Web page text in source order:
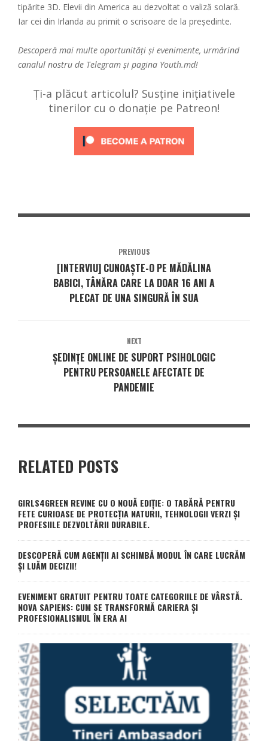
tipărite 3D. Elevii din America au dezvoltat o valiză solară.
Iar cei din Irlanda au primit o scrisoare de la președinte.
Descoperă mai multe oportunități și evenimente, urmărind
canalul nostru de Telegram și pagina Youth.md!
Ți-a plăcut articolul? Susține inițiativele
tinerilor cu o donație pe Patreon!
PREVIOUS
[INTERVIU] CUNOAȘTE-O PE MĂDĂLINA
BABICI, TÂNĂRA CARE LA DOAR 16 ANI A
PLECAT DE UNA SINGURĂ ÎN SUA
NEXT
ȘEDINȚE ONLINE DE SUPORT PSIHOLOGIC
PENTRU PERSOANELE AFECTATE DE
PANDEMIE
RELATED POSTS
GIRLS4GREEN REVINE CU O NOUĂ EDIȚIE: O TABĂRĂ PENTRU
FETE CURIOASE DE PROTECȚIA NATURII, TEHNOLOGII VERZI ȘI
PROFESIILE DEZVOLTĂRII DURABILE.
DESCOPERĂ CUM AGENȚII AI SCHIMBĂ MODUL ÎN CARE LUCRĂM
ȘI LUĂM DECIZII!
EVENIMENT GRATUIT PENTRU TOATE CATEGORIILE DE VÂRSTĂ.
NOVA SAPIENS: CUM SE TRANSFORMĂ CARIERA ȘI
PROFESIONALISMUL ÎN ERA AI